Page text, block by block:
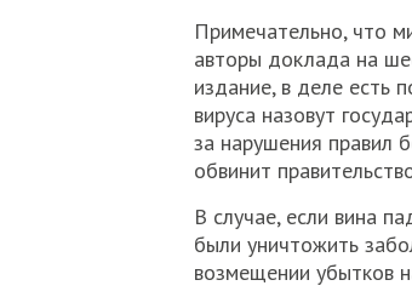
Примечательно, что
авторы доклада на
издание, в деле есть
вируса назовут
за нарушения правил
обвинит
В случае, если вина
были уничтожить
возмещении убытков